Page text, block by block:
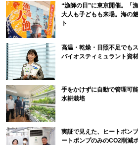
“漁師の日”に東京開催。「
大人も子どもも来場。海の
ト
高温・乾燥・日照不足でも
バイオスティミュラント資
手をかけずに自動で管理可
水耕栽培
実証で見えた、ヒートポン
ートポンプのみのCO2削減